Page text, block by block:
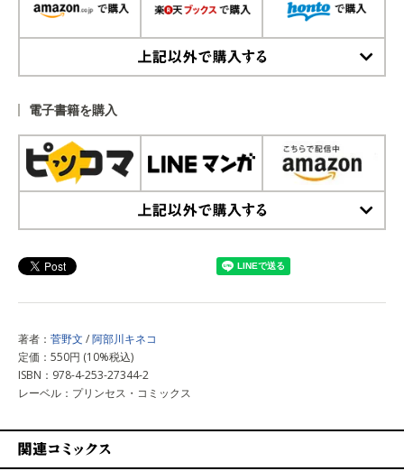
電子書籍を購入
著者： 菅野文 /阿部川キネコ
定価：550円 (10%税込)
ISBN：978-4-253-27344-2
レーベル：プリンセス・コミックス